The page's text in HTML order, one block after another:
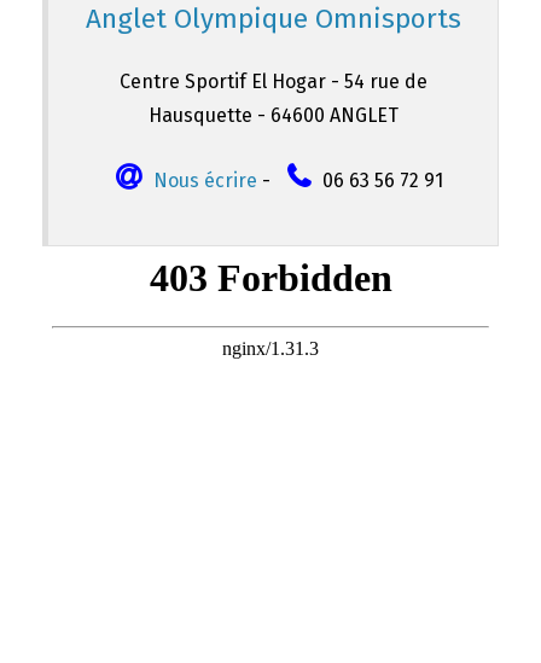
Anglet Olympique Omnisports
Centre Sportif El Hogar - 54 rue de
Hausquette - 64600 ANGLET
Nous écrire - 06 63 56 72 91